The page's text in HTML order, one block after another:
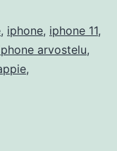
, iphone, iphone 11,
arvostelu,
,